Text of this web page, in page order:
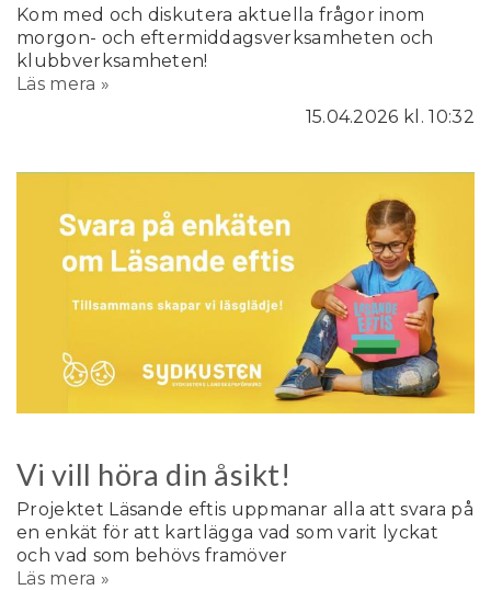
Kom med och diskutera aktuella frågor inom
morgon- och eftermiddagsverksamheten och
klubbverksamheten!
Läs mera »
15.04.2026 kl. 10:32
Vi vill höra din åsikt!
Projektet Läsande eftis uppmanar alla att svara på
en enkät för att kartlägga vad som varit lyckat
och vad som behövs framöver
Läs mera »